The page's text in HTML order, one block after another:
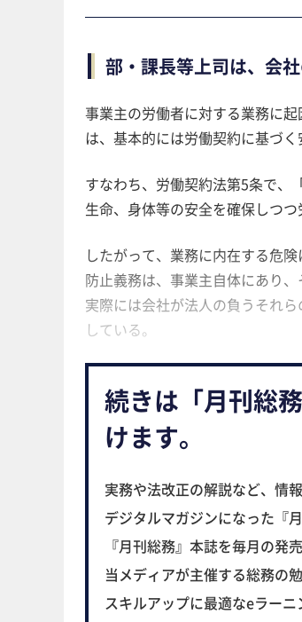
部・課長等上司は、会
事業主の労働者に対する業務に
は、基本的には労働契約に基づく
すなわち、労働契約法第5条で、
生命、身体等の安全を確保しつ
したがって、業務に内在する危
防止義務は、事業主自体にあり
実際には会社が法人の負うそれ
している。
続きは「月刊総
けます。
実務や法改正の解説など、情
デジタルマガジンになった『
『月刊総務』本誌を毎月の発
当メディアが主催する総務の
スキルアップに最適なeラー